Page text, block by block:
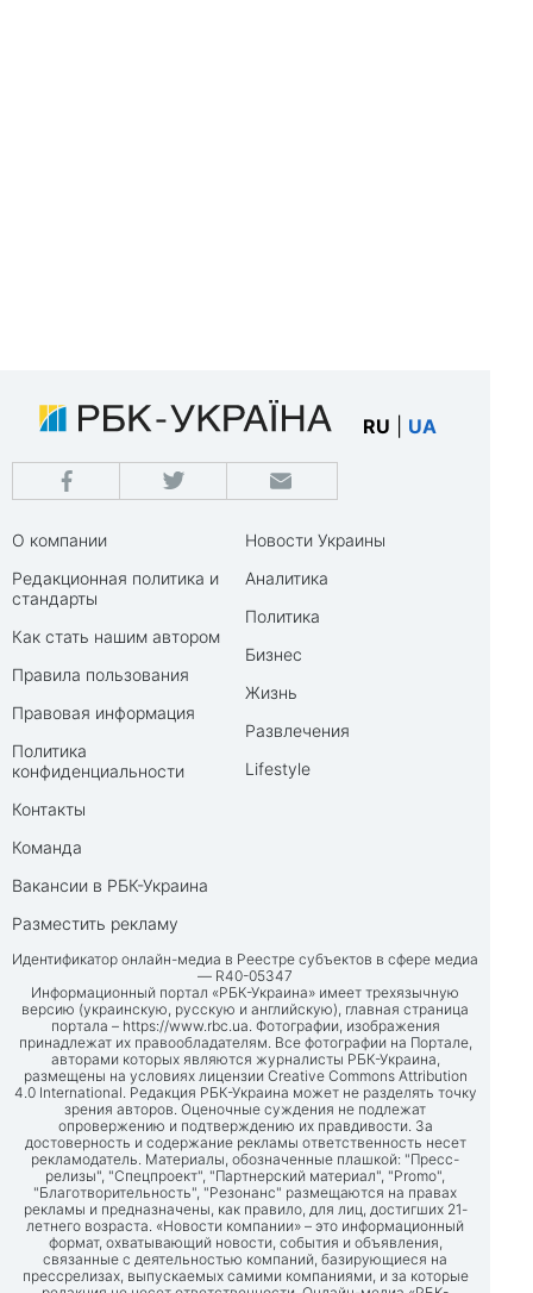
RU UA
О компании
Редакционная политика и
стандарты
Как стать нашим автором
Правила пользования
Правовая информация
Политика
конфиденциальности
Контакты
Команда
Вакансии в РБК-Украина
Разместить рекламу
Новости Украины
Аналитика
Политика
Бизнес
Жизнь
Развлечения
Lifestyle
Идентификатор онлайн-медиа в Реестре субъектов в сфере медиа
— R40-05347
Информационный портал «РБК-Украина» имеет трехязычную
версию (украинскую, русскую и английскую), главная страница
портала – https://www.rbc.ua. Фотографии, изображения
принадлежат их правообладателям. Все фотографии на Портале,
авторами которых являются журналисты РБК-Украина,
размещены на условиях лицензии Creative Commons Attribution
4.0 International. Редакция РБК-Украина может не разделять точку
зрения авторов. Оценочные суждения не подлежат
опровержению и подтверждению их правдивости. За
достоверность и содержание рекламы ответственность несет
рекламодатель. Материалы, обозначенные плашкой: "Пресс-
релизы", "Спецпроект", "Партнерский материал", "Promo",
"Благотворительность", "Резонанс" размещаются на правах
рекламы и предназначены, как правило, для лиц, достигших 21-
летнего возраста. «Новости компании» – это информационный
формат, охватывающий новости, события и объявления,
связанные с деятельностью компаний, базирующиеся на
прессрелизах, выпускаемых самими компаниями, и за которые